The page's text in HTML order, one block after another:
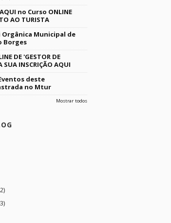
no Curso ONLINE
AO TURISTA
Orgânica Municipal de
Borges
DE 'GESTOR DE
SUA INSCRIÇÃO AQUI
deste
no Mtur
Mostrar todos